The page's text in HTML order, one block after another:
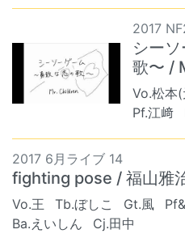
2017
シー
歌〜 /
Vo.松本(
Pf.江﨑
2017 6月ライブ 14
fighting pose / 福山雅
Vo.王 Tb.ぼしこ Gt.風
Ba.えいしん
Cj.田中